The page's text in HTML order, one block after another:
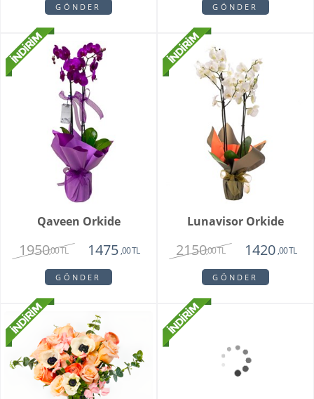
GÖNDER GÖNDER
Qaveen Orkide
1950,00 TL 1475 ,00 TL
GÖNDER
Lunavisor Orkide
2150,00 TL 1420 ,00 TL
GÖNDER